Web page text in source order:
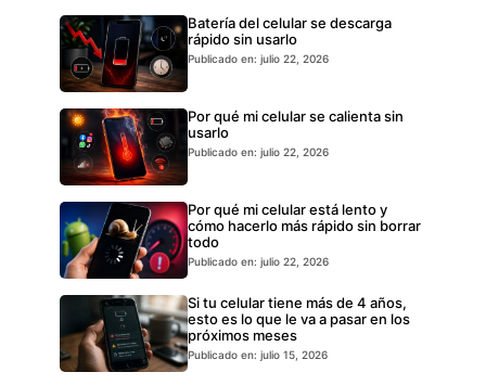
Batería del celular se descarga
rápido sin usarlo
Publicado en: julio 22, 2026
Por qué mi celular se calienta sin
usarlo
Publicado en: julio 22, 2026
Por qué mi celular está lento y
cómo hacerlo más rápido sin borrar
todo
Publicado en: julio 22, 2026
Si tu celular tiene más de 4 años,
esto es lo que le va a pasar en los
próximos meses
Publicado en: julio 15, 2026